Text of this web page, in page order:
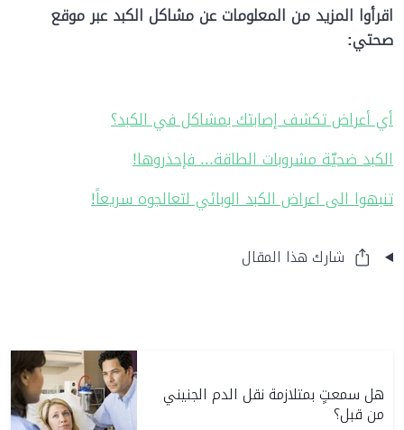
اقرأوا المزيد من المعلومات عن مشاكل الكبد عبر موقع
صحتي:
أي أعراض تكشف إصابتك بمشاكل في الكبد؟
الكبد ضحيّة مشروبات الطاقة... فإحذروها!
تنبهوا الى اعراض الكبد الوبائي لتعالجوه سريعاً!
شارك هذا المقال
هل سمعتٍ بمتلازمة نقل الدم الجنيني
من قبل؟